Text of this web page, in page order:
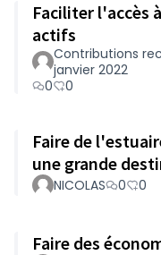
Faciliter l'accès
actifs
Contributions
janvier 2022
0
0
Faire de
une grande
NICOLAS 0 0
Faire des